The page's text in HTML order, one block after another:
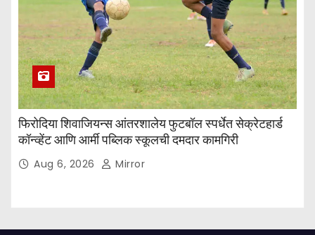
फिरोदिया शिवाजियन्स आंतरशालेय फुटबॉल स्पर्धेत सेक्रेटहार्ड
कॉन्व्हेंट आणि आर्मी पब्लिक स्कूलची दमदार कामगिरी
Aug 6, 2026 Mirror